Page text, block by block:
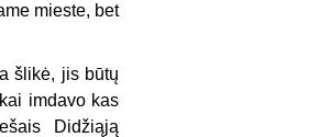
mieste, bet
šlikė, jis būtų
imdavo kas
Didžiąją